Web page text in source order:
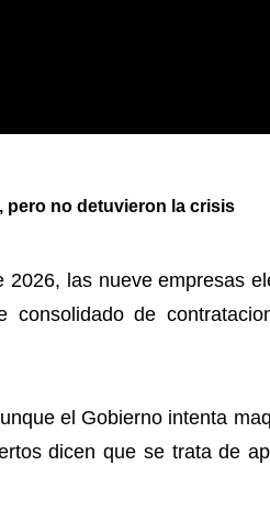
pero no detuvieron la crisis
las nueve empresas
consolidado de
el Gobierno intenta
dicen que se trata de